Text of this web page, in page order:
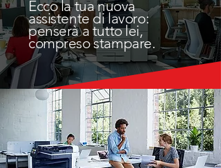
Ecco la tua nuova
assistente di lavoro:
penserà a tutto lei,
compreso stampare.